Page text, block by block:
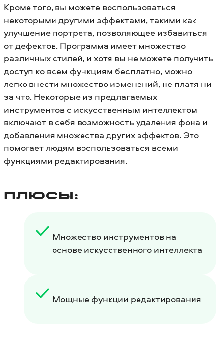
Кроме того, вы можете воспользоваться
некоторыми другими эффектами, такими как
улучшение портрета, позволяющее избавиться
от дефектов. Программа имеет множество
различных стилей, и хотя вы не можете получить
доступ ко всем функциям бесплатно, можно
легко внести множество изменений, не платя ни
за что. Некоторые из предлагаемых
инструментов с искусственным интеллектом
включают в себя возможность удаления фона и
добавления множества других эффектов. Это
помогает людям воспользоваться всеми
функциями редактирования.
ПЛЮСЫ:
Множество инструментов на
основе искусственного интеллекта
Мощные функции редактирования